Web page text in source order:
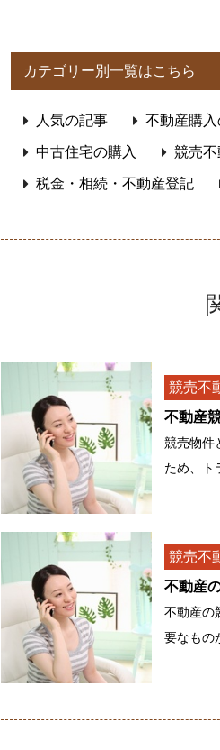
カテゴリー別一覧はこちら
人気の記事 不動産購
中古住宅の購入 競売不
税金・相続・不動産登記
競売不
不動産
競売物件
ため、ト
競売不
不動産
不動産の
要なもの